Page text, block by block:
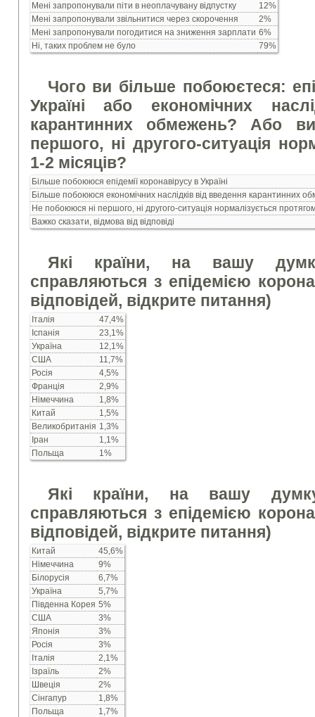
Мені запропонували піти в неоплачувану відпустку
12%
Мені запропонували звільнитися через скорочення
2%
Мені запропонували погодитися на зниження зарплати 6%
Ні, таких проблем не було
79%
Чого ви більше побоюєтеся:
Україні або економічних
карантинних обмежень? Або
першого, ні другого-ситуація
1-2 місяців?
Більше побоююся епідемії коронавірусу в Україні
Більше побоююся економічних наслідків від введення карантинних
Не побоююся ні першого, ні другого-ситуація нормалізується
Важко сказати, відмова від відповіді
Які країни, на вашу
справляються з епідемією
відповідей, відкрите питання)
Італія
47,4%
Іспанія
23,1%
Україна
12,1%
США
11,7%
Росія
4,5%
Франція
2,9%
Німеччина
1,8%
Китай
1,5%
Великобританія 1,3%
Іран
1,1%
Польща
1%
Які країни, на вашу
справляються з епідемією
відповідей, відкрите питання)
Китай
45,6%
Німеччина
9%
Білорусія
6,7%
Україна
5,7%
Південна Корея 5%
США
3%
Японія
3%
Росія
3%
Італія
2,1%
Ізраїль
2%
Швеція
2%
Сінгапур
1,8%
Польща
1,7%